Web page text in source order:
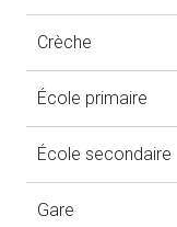
Crèche
École primaire
École secondaire
Gare